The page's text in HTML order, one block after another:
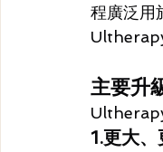
程廣泛用
主要升
1.更大